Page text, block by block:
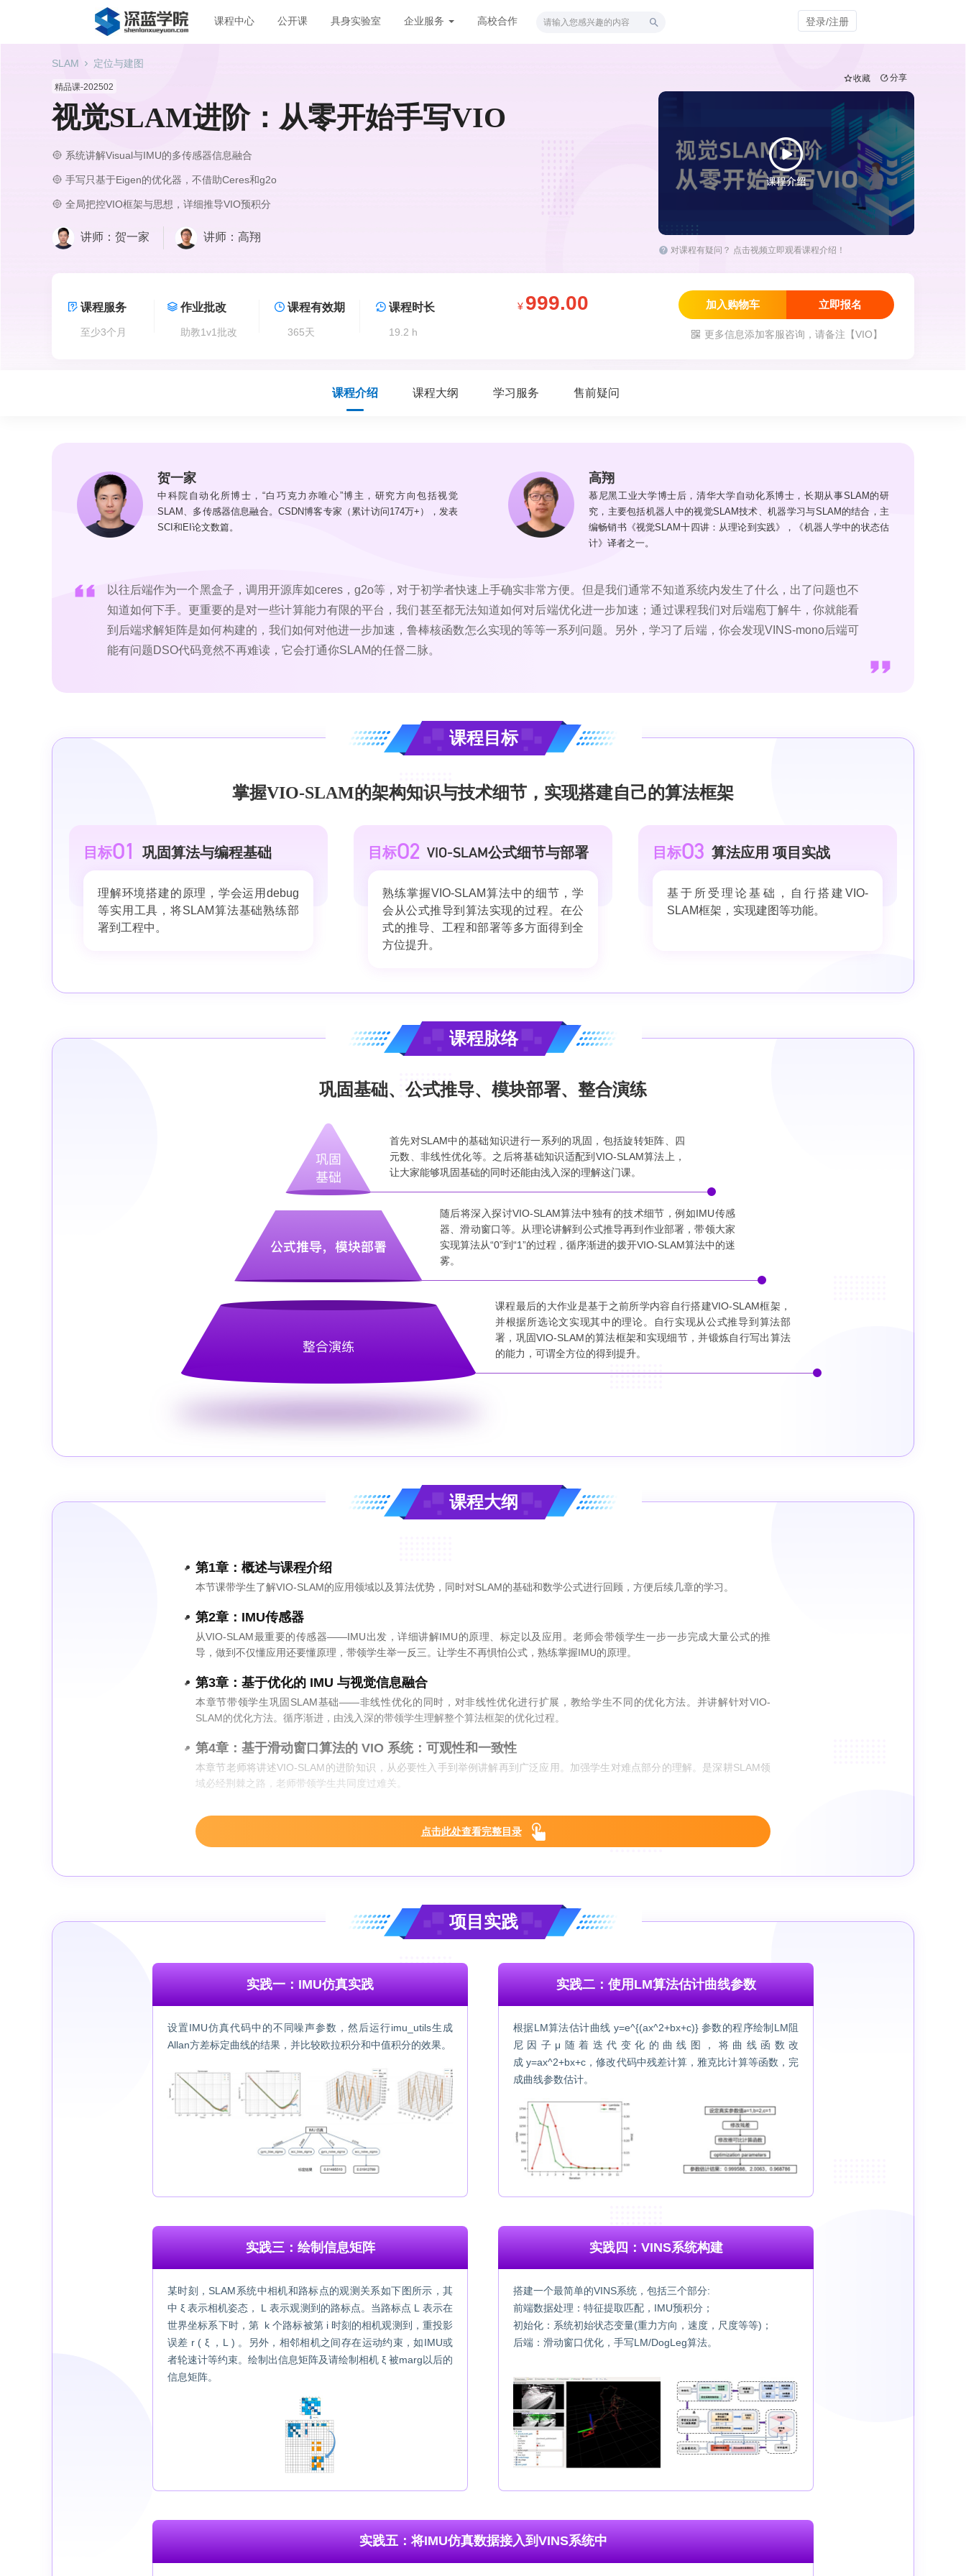
课程中心 公开课 具身实验室 企业服务 高校合作 登录/注册
收藏 分享
SLAM 定位与建图
精品课-202502
视觉SLAM进阶：从零开始手写VIO
系统讲解Visual与IMU的多传感器信息融合
手写只基于Eigen的优化器，不借助Ceres和g2o
全局把控VIO框架与思想，详细推导VIO预积分
讲师：贺一家 讲师：高翔
对课程有疑问？ 点击视频立即观看课程介绍！
课程服务
至少3个月
作业批改
助教1v1批改
课程有效期
365天
课程时长
19.2 h
¥ 999.00 加入购物车 立即报名
更多信息添加客服咨询，请备注【VIO】
课程介绍 课程大纲 学习服务 售前疑问
贺一家
中科院自动化所博士，“白巧克力亦唯心”博主，研究方向包括视觉
SLAM、多传感器信息融合。CSDN博客专家（累计访问174万+），发表
SCI和EI论文数篇。
高翔
慕尼黑工业大学博士后，清华大学自动化系博士，长期从事SLAM的研
究，主要包括机器人中的视觉SLAM技术、机器学习与SLAM的结合，主
编畅销书《视觉SLAM十四讲：从理论到实践》，《机器人学中的状态估
计》译者之一。
以往后端作为一个黑盒子，调用开源库如ceres，g2o等，对于初学者快速上手确实非常方便。但是我们通常不知道系统内发生了什么，出了问题也不
知道如何下手。更重要的是对一些计算能力有限的平台，我们甚至都无法知道如何对后端优化进一步加速；通过课程我们对后端庖丁解牛，你就能看
到后端求解矩阵是如何构建的，我们如何对他进一步加速，鲁棒核函数怎么实现的等等一系列问题。另外，学习了后端，你会发现VINS-mono后端可
能有问题DSO代码竟然不再难读，它会打通你SLAM的任督二脉。
课程目标
掌握VIO-SLAM的架构知识与技术细节，实现搭建自己的算法框架
目标O1 巩固算法与编程基础
理解环境搭建的原理，学会运用debug
等实用工具，将SLAM算法基础熟练部
署到工程中。
目标O2 VIO-SLAM公式细节与部署
熟练掌握VIO-SLAM算法中的细节，学
会从公式推导到算法实现的过程。在公
式的推导、工程和部署等多方面得到全
方位提升。
目标O3 算法应用 项目实战
基于所受理论基础，自行搭建VIO-
SLAM框架，实现建图等功能。
课程脉络
巩固基础、公式推导、模块部署、整合演练
首先对SLAM中的基础知识进行一系列的巩固，包括旋转矩阵、四
元数、非线性优化等。之后将基础知识适配到VIO-SLAM算法上，
让大家能够巩固基础的同时还能由浅入深的理解这门课。
随后将深入探讨VIO-SLAM算法中独有的技术细节，例如IMU传感
器、滑动窗口等。从理论讲解到公式推导再到作业部署，带领大家
实现算法从“0”到“1”的过程，循序渐进的拨开VIO-SLAM算法中的迷
雾。
课程最后的大作业是基于之前所学内容自行搭建VIO-SLAM框架，
并根据所选论文实现其中的理论。自行实现从公式推导到算法部
署，巩固VIO-SLAM的算法框架和实现细节，并锻炼自行写出算法
的能力，可谓全方位的得到提升。
课程大纲
第1章：概述与课程介绍
本节课带学生了解VIO-SLAM的应用领域以及算法优势，同时对SLAM的基础和数学公式进行回顾，方便后续几章的学习。
第2章：IMU传感器
从VIO-SLAM最重要的传感器——IMU出发，详细讲解IMU的原理、标定以及应用。老师会带领学生一步一步完成大量公式的推
导，做到不仅懂应用还要懂原理，带领学生举一反三。让学生不再惧怕公式，熟练掌握IMU的原理。
第3章：基于优化的 IMU 与视觉信息融合
本章节带领学生巩固SLAM基础——非线性优化的同时，对非线性优化进行扩展，教给学生不同的优化方法。并讲解针对VIO-
SLAM的优化方法。循序渐进，由浅入深的带领学生理解整个算法框架的优化过程。
第4章：基于滑动窗口算法的 VIO 系统：可观性和一致性
本章节老师将讲述VIO-SLAM的进阶知识，从必要性入手到举例讲解再到广泛应用。加强学生对难点部分的理解。是深耕SLAM领
域必经荆棘之路，老师带领学生共同度过难关。
点击此处查看完整目录
项目实践
实践一：IMU仿真实践
设置IMU仿真代码中的不同噪声参数，然后运行imu_utils生成
Allan方差标定曲线的结果，并比较欧拉积分和中值积分的效果。
实践二：使用LM算法估计曲线参数
根据LM算法估计曲线 y=e^{(ax^2+bx+c)} 参数的程序绘制LM阻
尼因子μ随着迭代变化的曲线图，将曲线函数改
成 y=ax^2+bx+c，修改代码中残差计算，雅克比计算等函数，完
成曲线参数估计。
实践三：绘制信息矩阵
某时刻，SLAM系统中相机和路标点的观测关系如下图所示，其
中 ξ 表示相机姿态， L 表示观测到的路标点。当路标点 L 表示在
世界坐标系下时，第 k 个路标被第 i 时刻的相机观测到，重投影
误差 r ( ξ ，L ) 。另外，相邻相机之间存在运动约束，如IMU或
者轮速计等约束。绘制出信息矩阵及请绘制相机 ξ 被marg以后的
信息矩阵。
实践四：VINS系统构建
搭建一个最简单的VINS系统，包括三个部分:
前端数据处理：特征提取匹配，IMU预积分；
初始化：系统初始状态变量(重力方向，速度，尺度等等)；
后端：滑动窗口优化，手写LM/DogLeg算法。
实践五：将IMU仿真数据接入到VINS系统中